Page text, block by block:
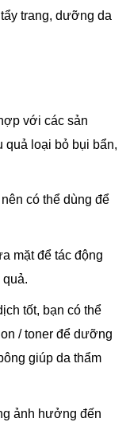
trang, dưỡng da
với các sản
quả loại bỏ bụi bẩn,
có thể dùng để
mặt để tác động
quả.
tốt, bạn có thể
/ toner để dưỡng
giúp da thẩm
ảnh hưởng đến